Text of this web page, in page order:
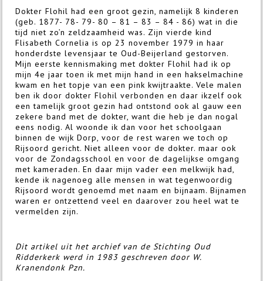
Dokter Flohil had een groot gezin, namelijk 8 kinderen
(geb. 1877- 78- 79- 80 – 81 – 83 – 84 - 86) wat in die
tijd niet zo’n zeldzaamheid was. Zijn vierde kind
Flisabeth Cornelia is op 23 november 1979 in haar
honderdste levensjaar te Oud-Beijerland gestorven.
Mijn eerste kennismaking met dokter Flohil had ik op
mijn 4e jaar toen ik met mijn hand in een hakselmachine
kwam en het topje van een pink kwijtraakte. Vele malen
ben ik door dokter Flohil verbonden en daar ikzelf ook
een tamelijk groot gezin had ontstond ook al gauw een
zekere band met de dokter, want die heb je dan nogal
eens nodig. Al woonde ik dan voor het schoolgaan
binnen de wijk Dorp, voor de rest waren we toch op
Rijsoord gericht. Niet alleen voor de dokter. maar ook
voor de Zondagsschool en voor de dagelijkse omgang
met kameraden. En daar mijn vader een melkwijk had,
kende ik nagenoeg alle mensen in wat tegenwoordig
Rijsoord wordt genoemd met naam en bijnaam. Bijnamen
waren er ontzettend veel en daarover zou heel wat te
vermelden zijn.
Dit artikel uit het archief van de Stichting Oud
Ridderkerk werd in 1983 geschreven door W.
Kranendonk Pzn.